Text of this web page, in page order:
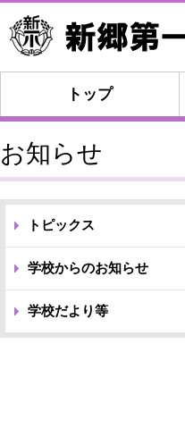
トップ
お知らせ
トピックス
学校からのお知らせ
学校だより等